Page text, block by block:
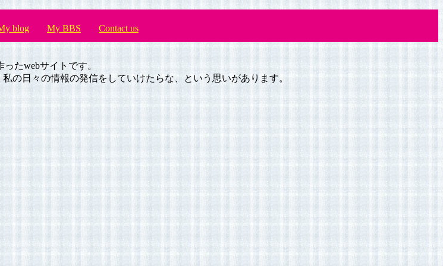
blog My BBS Contact us
たwebサイトです。
の日々の情報の発信をしていけたらな、という思いがあります。